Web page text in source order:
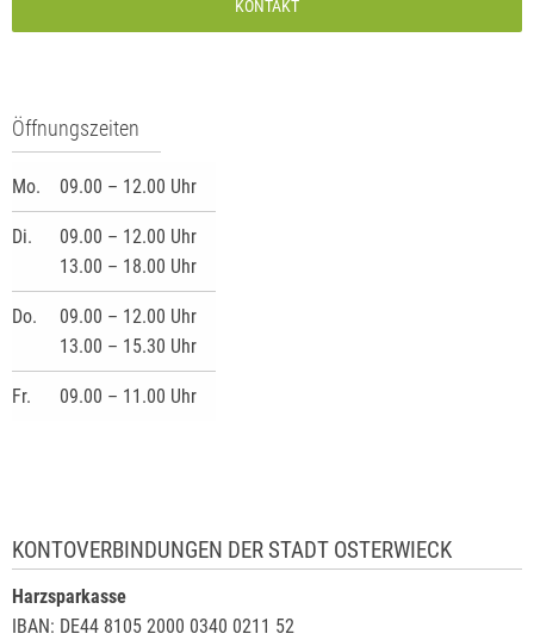
KONTAKT
Öffnungszeiten
Mo. 09.00 – 12.00 Uhr
Di.
09.00 – 12.00 Uhr
13.00 – 18.00 Uhr
Do.
09.00 – 12.00 Uhr
13.00 – 15.30 Uhr
Fr. 09.00 – 11.00 Uhr
KONTOVERBINDUNGEN DER STADT OSTERWIECK
Harzsparkasse
IBAN: DE44 8105 2000 0340 0211 52